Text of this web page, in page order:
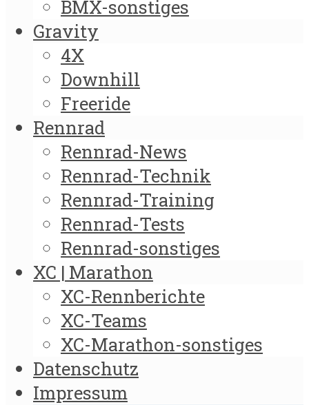
BMX-sonstiges
Gravity
4X
Downhill
Freeride
Rennrad
Rennrad-News
Rennrad-Technik
Rennrad-Training
Rennrad-Tests
Rennrad-sonstiges
XC | Marathon
XC-Rennberichte
XC-Teams
XC-Marathon-sonstiges
Datenschutz
Impressum